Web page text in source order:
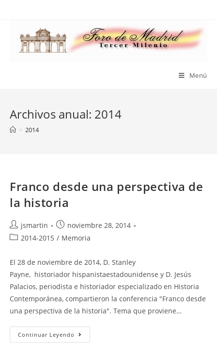
Menú
Archivos anual: 2014
> 2014
Franco desde una perspectiva de
la historia
Autor
de
jsmartin
Publicación
de
noviembre 28, 2014
Categoría
la
entrada:
2014-2015 / Memoria
El 28 de noviembre de 2014, D. Stanley
Payne, historiador hispanistaestadounidense y D. Jesús
Palacios, periodista e historiador especializado en Historia
Contemporánea, compartieron la conferencia "Franco desde
una perspectiva de la historia". Tema que proviene…
Continuar Leyendo Franco
Desde